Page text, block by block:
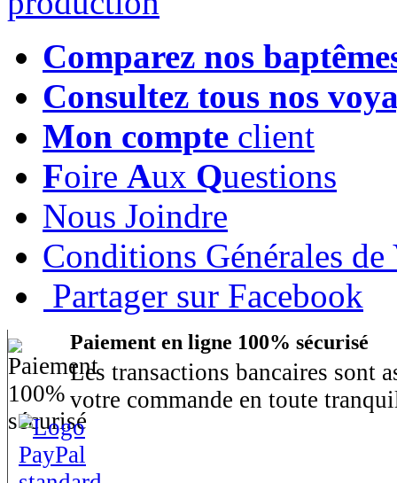
Comparez nos
Consultez tous nos
Mon compte client
Foire Aux Questions
Nous Joindre
Conditions Générales de
Partager sur Facebook
Paiement en ligne 100% sécurisé
Les transactions bancaires sont
votre commande en toute